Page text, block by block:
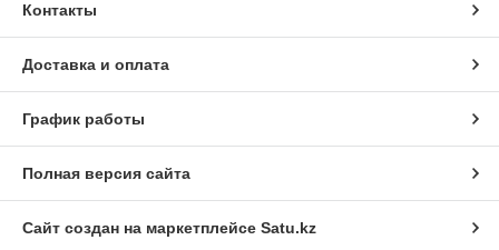
Контакты
Доставка и оплата
График работы
Полная версия сайта
Сайт создан на маркетплейсе Satu.kz